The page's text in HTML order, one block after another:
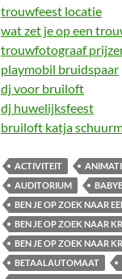
trouwfeest locatie
wat zet je op een
trouwfotograaf
playmobil bruidspaar
dj voor bruiloft
dj huwelijksfeest
bruiloft katja
ACTIVITEIT
AUDITORIUM
BEN JE OP ZOEK NAAR
BEN JE OP ZOEK NAAR
BEN JE OP ZOEK NAAR
BETAALAUTOMAAT